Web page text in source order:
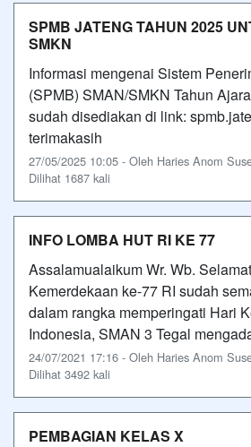
SPMB JATENG TAHUN 2025
SMKN
Informasi mengenai Sistem
(SPMB) SMAN/SMKN Tahun
sudah disediakan di link:
terimakasih
27/05/2025 10:05 - Oleh Haries Anom
Dilihat 1687 kali
INFO LOMBA HUT RI KE 77
Assalamualaikum Wr. Wb.
Kemerdekaan ke-77 RI sudah
dalam rangka memperingati Hari
Indonesia, SMAN 3 Tegal
24/07/2021 17:16 - Oleh Haries Anom
Dilihat 3492 kali
PEMBAGIAN KELAS X